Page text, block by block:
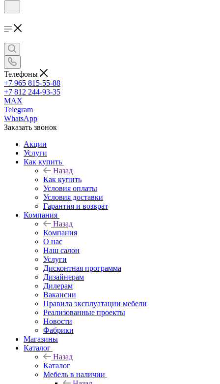
Телефоны
+7 965 815-55-88
+7 812 244-93-35
MAX
Telegram
WhatsApp
Заказать звонок
Акции
Услуги
Как купить
Назад
Как купить
Условия оплаты
Условия доставки
Гарантия и возврат
Компания
Назад
Компания
О нас
Наш салон
Услуги
Дисконтная программа
Дизайнерам
Дилерам
Вакансии
Правила эксплуатации мебели
Реализованные проекты
Новости
Фабрики
Магазины
Каталог
Назад
Каталог
Мебель в наличии